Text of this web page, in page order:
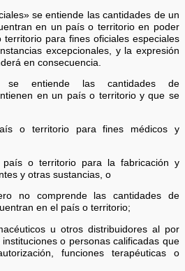
se entiende las cantidades de un
en un país o territorio en poder
para fines oficiales especiales
excepcionales, y la expresión
en consecuencia.
se entiende las cantidades de
en un país o territorio y que se
o territorio para fines médicos y
o territorio para la fabricación y
y otras sustancias, o
no comprende las cantidades de
en el país o territorio;
u otros distribuidores al por
o personas calificadas que
funciones terapéuticas o